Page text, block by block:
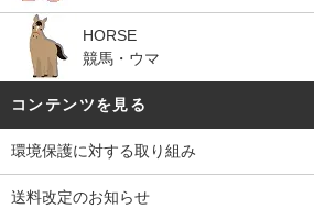
HORSE
競馬・ウマ
コンテンツを見る
環境保護に対する取り組み
送料改定のお知らせ